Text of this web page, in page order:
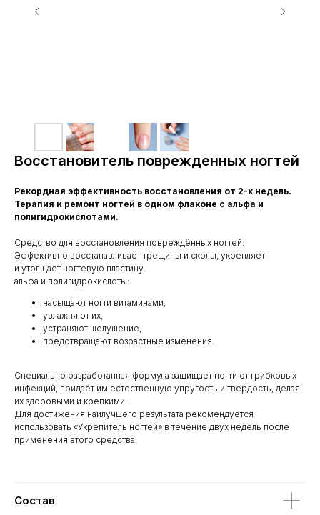
Восстановитель поврежденных ногтей
Рекордная эффективность восстановления от 2-х недель.
Терапия и ремонт ногтей в одном флаконе с альфа и
полигидрокислотами.
Средство для восстановления повреждённых ногтей.
Эффективно восстанавливает трещины и сколы, укрепляет
и утолщает ногтевую пластину.
альфа и полигидрокислоты:
насыщают ногти витаминами,
увлажняют их,
устраняют шелушение,
предотвращают возрастные изменения.
Специально разработанная формула защищает ногти от грибковых
инфекций, придаёт им естественную упругость и твердость, делая
их здоровыми и крепкими.
Для достижения наилучшего результата рекомендуется
использовать «Укрепитель ногтей» в течение двух недель после
применения этого средства.
Состав